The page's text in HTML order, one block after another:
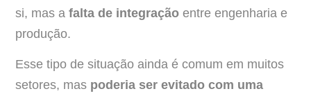
si, mas a falta de integração entre engenharia e
produção.
Esse tipo de situação ainda é comum em muitos
setores, mas poderia ser evitado com uma